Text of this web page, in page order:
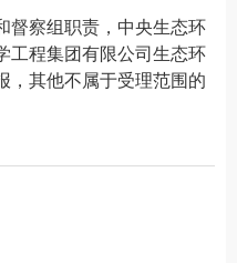
察组职责，中央生态环
工程集团有限公司生态环
，其他不属于受理范围的